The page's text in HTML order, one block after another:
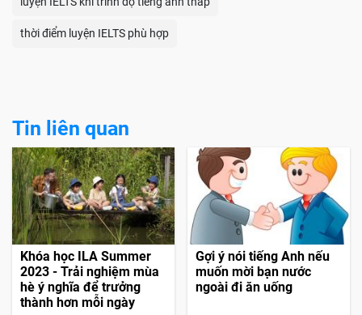
thời điểm luyện IELTS phù hợp
Tin liên quan
Khóa học ILA Summer
2023 - Trải nghiệm mùa
hè ý nghĩa để trưởng
thành hơn mỗi ngày
Gợi ý nói tiếng Anh nếu
muốn mời bạn nước
ngoài đi ăn uống